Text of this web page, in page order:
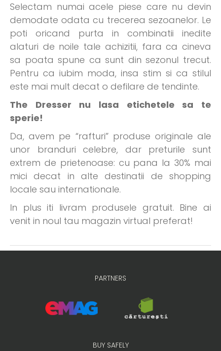
Selectam numai acele piese care nu devin
demodate odata cu trecerea sezoanelor. Le
poti oricand purta in combinatii inedite
alaturi de noile tale achizitii, fara ca cineva
sa poata spune ca sunt din sezonul trecut.
Pentru ca iubim moda, insa stim si ca stilul
este mai mult decat o defilare de tendinte.
The Dresser nu lasa etichetele sa te
sperie!
Da, avem pe “rafturi” produse originale ale
unor branduri celebre, dar preturile sunt
extrem de prietenoase: cu pana la 30% mai
mici decat in alte destinatii de shopping
locale sau internationale.
In plus iti livram produsele gratuit. Bine ai
venit in noul tau magazin virtual preferat!
PARTNERS
BUY SAFELY